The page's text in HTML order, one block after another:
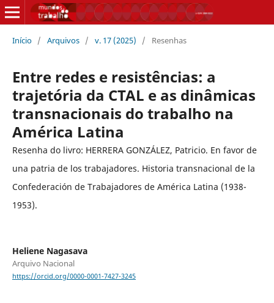
Início / Arquivos / v. 17 (2025) / Resenhas
Entre redes e resistências: a
trajetória da CTAL e as dinâmicas
transnacionais do trabalho na
América Latina
Resenha do livro: HERRERA GONZÁLEZ, Patricio. En favor de
una patria de los trabajadores. Historia transnacional de la
Confederación de Trabajadores de América Latina (1938-
1953).
Heliene Nagasava
Arquivo Nacional
https://orcid.org/0000-0001-7427-3245